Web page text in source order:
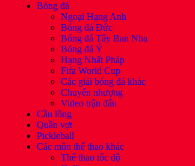
Bóng đá
Ngoại Hạng Anh
Bóng đá Đức
Bóng đá Tây Ban Nha
Bóng đá Ý
Hạng Nhất Pháp
Fifa World Cup
Các giải bóng đá khác
Chuyển nhượng
Video trận đấu
Cầu lông
Quần vợt
Pickleball
Các môn thể thao khác
Thể thao tốc độ